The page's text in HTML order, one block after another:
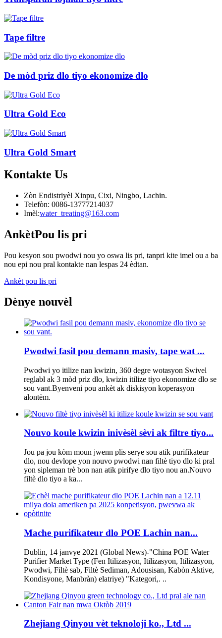
Tape filtre
De mòd priz dlo tiyo ekonomize dlo
Ultra Gold Eco
Ultra Gold Smart
Kontakte Us
Zòn Endistriyèl Xinpu, Cixi, Ningbo, Lachin.
Telefòn: 0086-13777214037
Imèl:water_treating@163.com
AnkètPou lis pri
Pou kesyon sou pwodwi nou yo oswa lis pri, tanpri kite imel ou a ba
nou epi nou pral kontakte nan lespas 24 èdtan.
Ankèt pou lis pri
Dènye nouvèl
Pwodwi fasil pou demann masiv, tape wat ...
Pwodwi yo itilize nan kwizin, 360 degre wotasyon Swivel
reglabl ak 3 mòd priz dlo, kwizin itilize tiyo ekonomize dlo se
sou vant.Byenveni pou ankèt ak diskisyon koperasyon
alontèm.
Nouvo koule kwizin inivèsèl sèvi ak filtre tiyo...
Jou pa jou kòm moun jwenn plis serye sou atik purifikateur
dlo, nou devlope yon nouvo pwodwi nan filtè tiyo dlo ki pral
yon sipleman trè bon nan atik pirifye dlo tiyo nou an.Nouvo
filtè dlo tiyo a ka...
Mache purifikateur dlo POE Lachin nan...
Dublin, 14 janvye 2021 (Global News)-"China POE Water
Purifier Market Type (Fen Itilizasyon, Itilizasyon, Itilizasyon,
Pwodwi, Filtè sab, Filtè Sediman, Adousisan, Kabòn Aktive,
Kondisyone, Manbràn) elatriye) "Kategori,. ..
Zhejiang Qinyou vèt teknoloji ko., Ltd ...